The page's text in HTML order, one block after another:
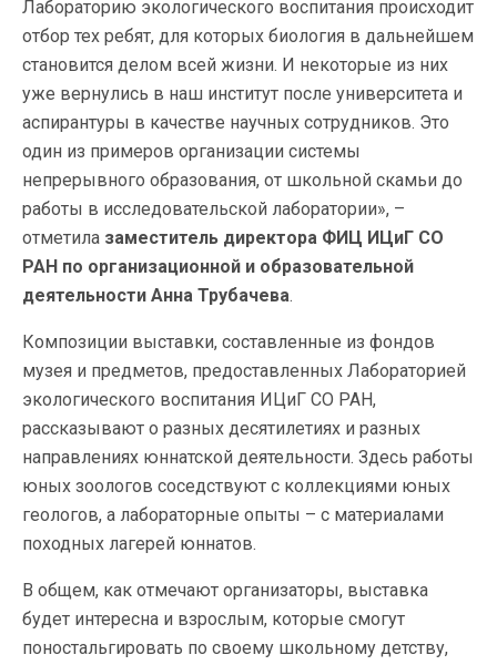
Лабораторию экологического воспитания происходит
отбор тех ребят, для которых биология в дальнейшем
становится делом всей жизни. И некоторые из них
уже вернулись в наш институт после университета и
аспирантуры в качестве научных сотрудников. Это
один из примеров организации системы
непрерывного образования, от школьной скамьи до
работы в исследовательской лаборатории», –
отметила заместитель директора ФИЦ ИЦиГ СО
РАН по организационной и образовательной
деятельности Анна Трубачева.
Композиции выставки, составленные из фондов
музея и предметов, предоставленных Лабораторией
экологического воспитания ИЦиГ СО РАН,
рассказывают о разных десятилетиях и разных
направлениях юннатской деятельности. Здесь работы
юных зоологов соседствуют с коллекциями юных
геологов, а лабораторные опыты – с материалами
походных лагерей юннатов.
В общем, как отмечают организаторы, выставка
будет интересна и взрослым, которые смогут
поностальгировать по своему школьному детству,